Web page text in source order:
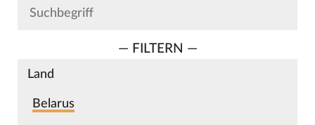
— FILTERN —
Land
Belarus